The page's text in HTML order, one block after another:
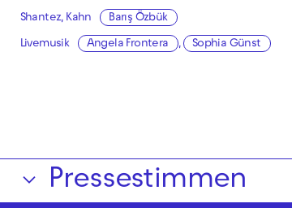
Shantez, Kahn Barış Özbük
Livemusik Angela Frontera , Sophia Günst
Pressestimmen